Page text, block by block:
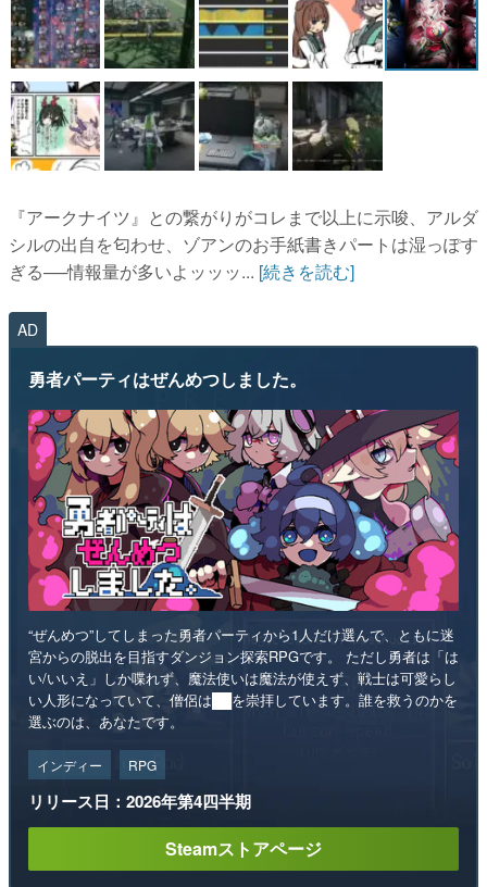
『アークナイツ』との繋がりがコレまで以上に示唆、アルダ
シルの出自を匂わせ、ゾアンのお手紙書きパートは湿っぽす
ぎる──情報量が多いよッッッ... [続きを読む]
AD
勇者パーティはぜんめつしました。
“ぜんめつ”してしまった勇者パーティから1人だけ選んで、ともに迷
宮からの脱出を目指すダンジョン探索RPGです。 ただし勇者は「は
い/いいえ」しか喋れず、魔法使いは魔法が使えず、戦士は可愛らし
い人形になっていて、僧侶は██を崇拝しています。誰を救うのかを
選ぶのは、あなたです。
インディー RPG
リリース日：2026年第4四半期
Steamストアページ